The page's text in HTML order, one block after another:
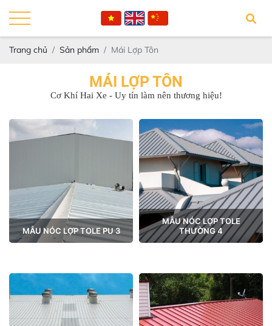
Trang chủ Sản phẩm Mái Lợp Tôn
MÁI LỢP TÔN
Cơ Khí Hai Xe - Uy tín làm nên thương hiệu!
MẪU NÓC LỢP TOLE PU 3
MẪU NÓC LỢP TOLE
THƯỜNG 4